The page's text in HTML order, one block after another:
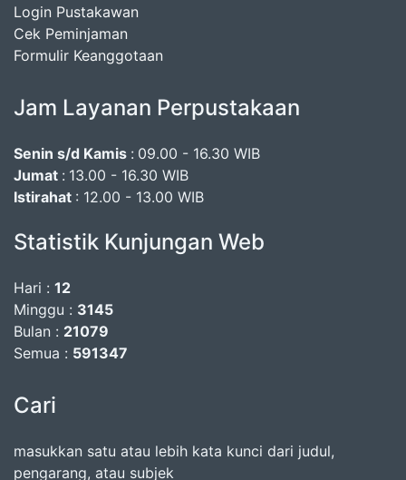
Login Pustakawan
Cek Peminjaman
Formulir Keanggotaan
Jam Layanan Perpustakaan
Senin s/d Kamis : 09.00 - 16.30 WIB
Jumat : 13.00 - 16.30 WIB
Istirahat : 12.00 - 13.00 WIB
Statistik Kunjungan Web
Hari : 12
Minggu : 3145
Bulan : 21079
Semua : 591347
Cari
masukkan satu atau lebih kata kunci dari judul,
pengarang, atau subjek